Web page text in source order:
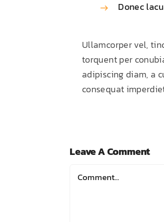
Donec
Ullamcorper vel,
torquent per
adipiscing diam, a
consequat
Leave A Comment